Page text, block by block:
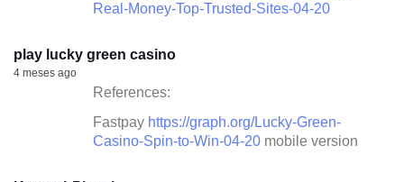
Real-Money-Top-Trusted-Sites-04-20
play lucky green casino
4 meses ago
References:
Fastpay https://graph.org/Lucky-Green-
Casino-Spin-to-Win-04-20 mobile version